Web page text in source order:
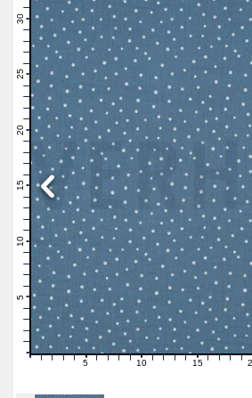
0
5
10
11
16
20
21
24
26
28
0 1 2 3 4 6 7 89 10 11121314 15 1617181920